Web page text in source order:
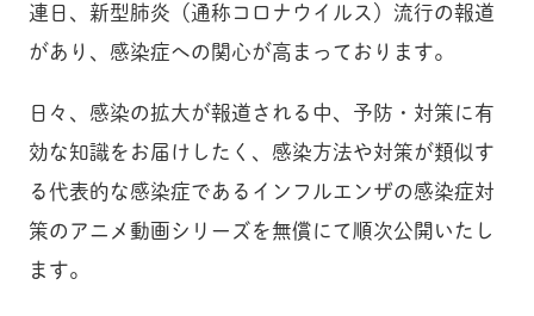
連日、新型肺炎（通称コロナウイルス）流行の報道
があり、感染症への関心が高まっております。
日々、感染の拡大が報道される中、予防・対策に有
効な知識をお届けしたく、感染方法や対策が類似す
る代表的な感染症であるインフルエンザの感染症対
策のアニメ動画シリーズを無償にて順次公開いたし
ます。